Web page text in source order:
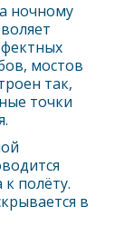
ночному
мостов
так,
точки
полёту.
в